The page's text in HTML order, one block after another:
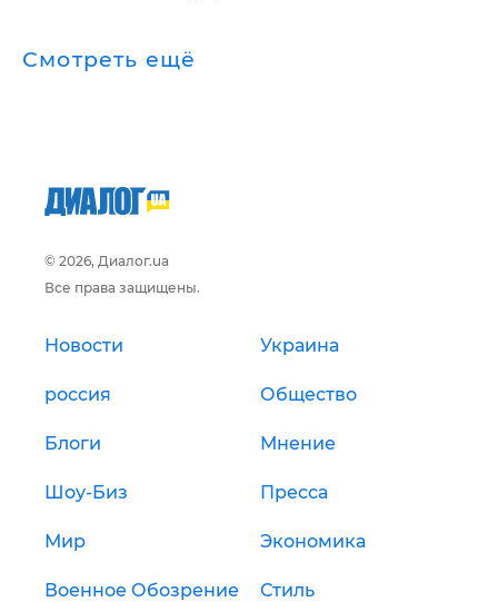
Смотреть ещё
© 2026, Диалог.ua
Все права защищены.
Новости Украина
россия Общество
Блоги Мнение
Шоу-Биз Пресса
Мир Экономика
Военное Обозрение Стиль